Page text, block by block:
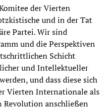
der Vierten
und in der Tat
Partei. Wir sind
und die Perspektiven
Schicht
und Intellektueller
und dass diese sich
Vierten Internationale als
Revolution anschließen